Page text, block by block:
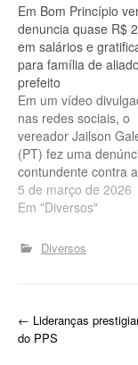
Estadual de
tanto ativos quanto
inativos, além de um
aumento na diferença
entre os níveis do
cargos, carreiras e…
Em Bom Princípio
denuncia quase R$
em salários e
para família de
prefeito
Em um vídeo
nas redes sociais, o
vereador Jailson
(PT) fez uma
contundente contra a
gestão do prefeito
Apolinário Noraes
Princípio do Piauí.
Segundo o
abandono e falta de
políticas públicas
5 de março de 2026
Em "Diversos"
Diversos
P
← Lideranças
do PPS